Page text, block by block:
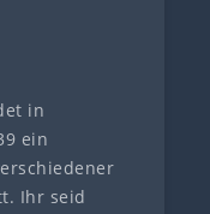
in
ein
Ihr seid